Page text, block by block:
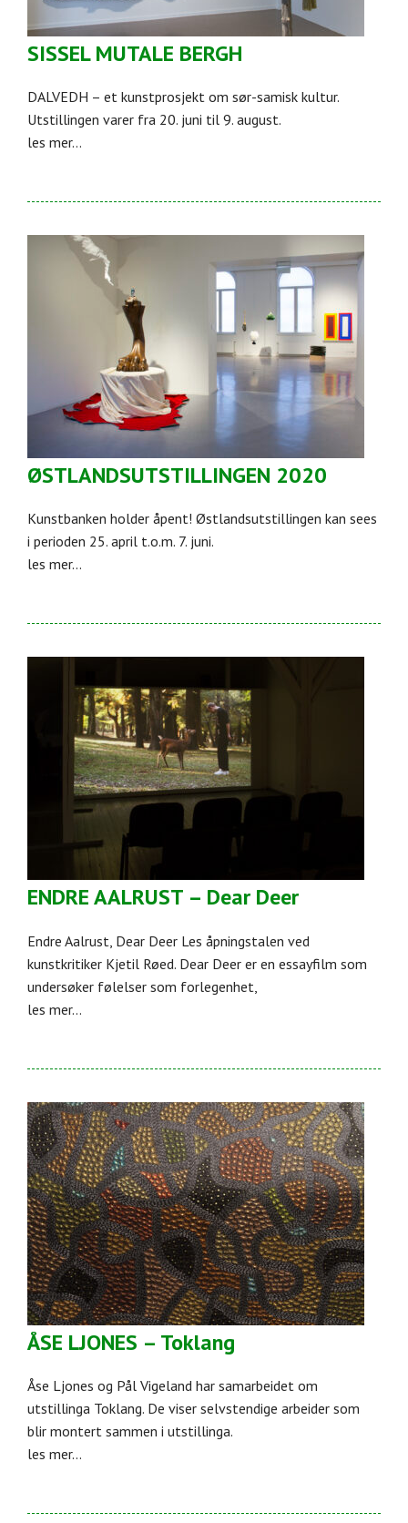
SISSEL MUTALE BERGH
DALVEDH – et kunstprosjekt om sør-samisk kultur.
Utstillingen varer fra 20. juni til 9. august.
les mer...
ØSTLANDSUTSTILLINGEN 2020
Kunstbanken holder åpent! Østlandsutstillingen kan sees
i perioden 25. april t.o.m. 7. juni.
les mer...
ENDRE AALRUST – Dear Deer
Endre Aalrust, Dear Deer Les åpningstalen ved
kunstkritiker Kjetil Røed. Dear Deer er en essayfilm som
undersøker følelser som forlegenhet,
les mer...
ÅSE LJONES – Toklang
Åse Ljones og Pål Vigeland har samarbeidet om
utstillinga Toklang. De viser selvstendige arbeider som
blir montert sammen i utstillinga.
les mer...